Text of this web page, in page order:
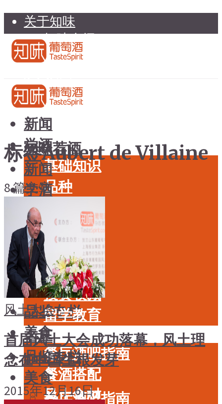
关于知味
知味介绍
知味专家顾问委员会
联系我们
知味荐酒
新闻
学酒
基础知识
品种
酒具周边
投资收藏
留学教育
名庄
品鉴专栏
美食
餐厅酒吧指南
餐酒搭配
风土食材
知味荐酒
新闻
学酒
基础知识
品种
年份
酒具周边
投资收藏
留学教育
名庄
品鉴专栏
美食
餐厅酒吧指南
标签Aubert de Villaine
8 篇文章
风土大会
首届风土大会成功落幕，风土理
念在中国生根发芽
2015年12月16日